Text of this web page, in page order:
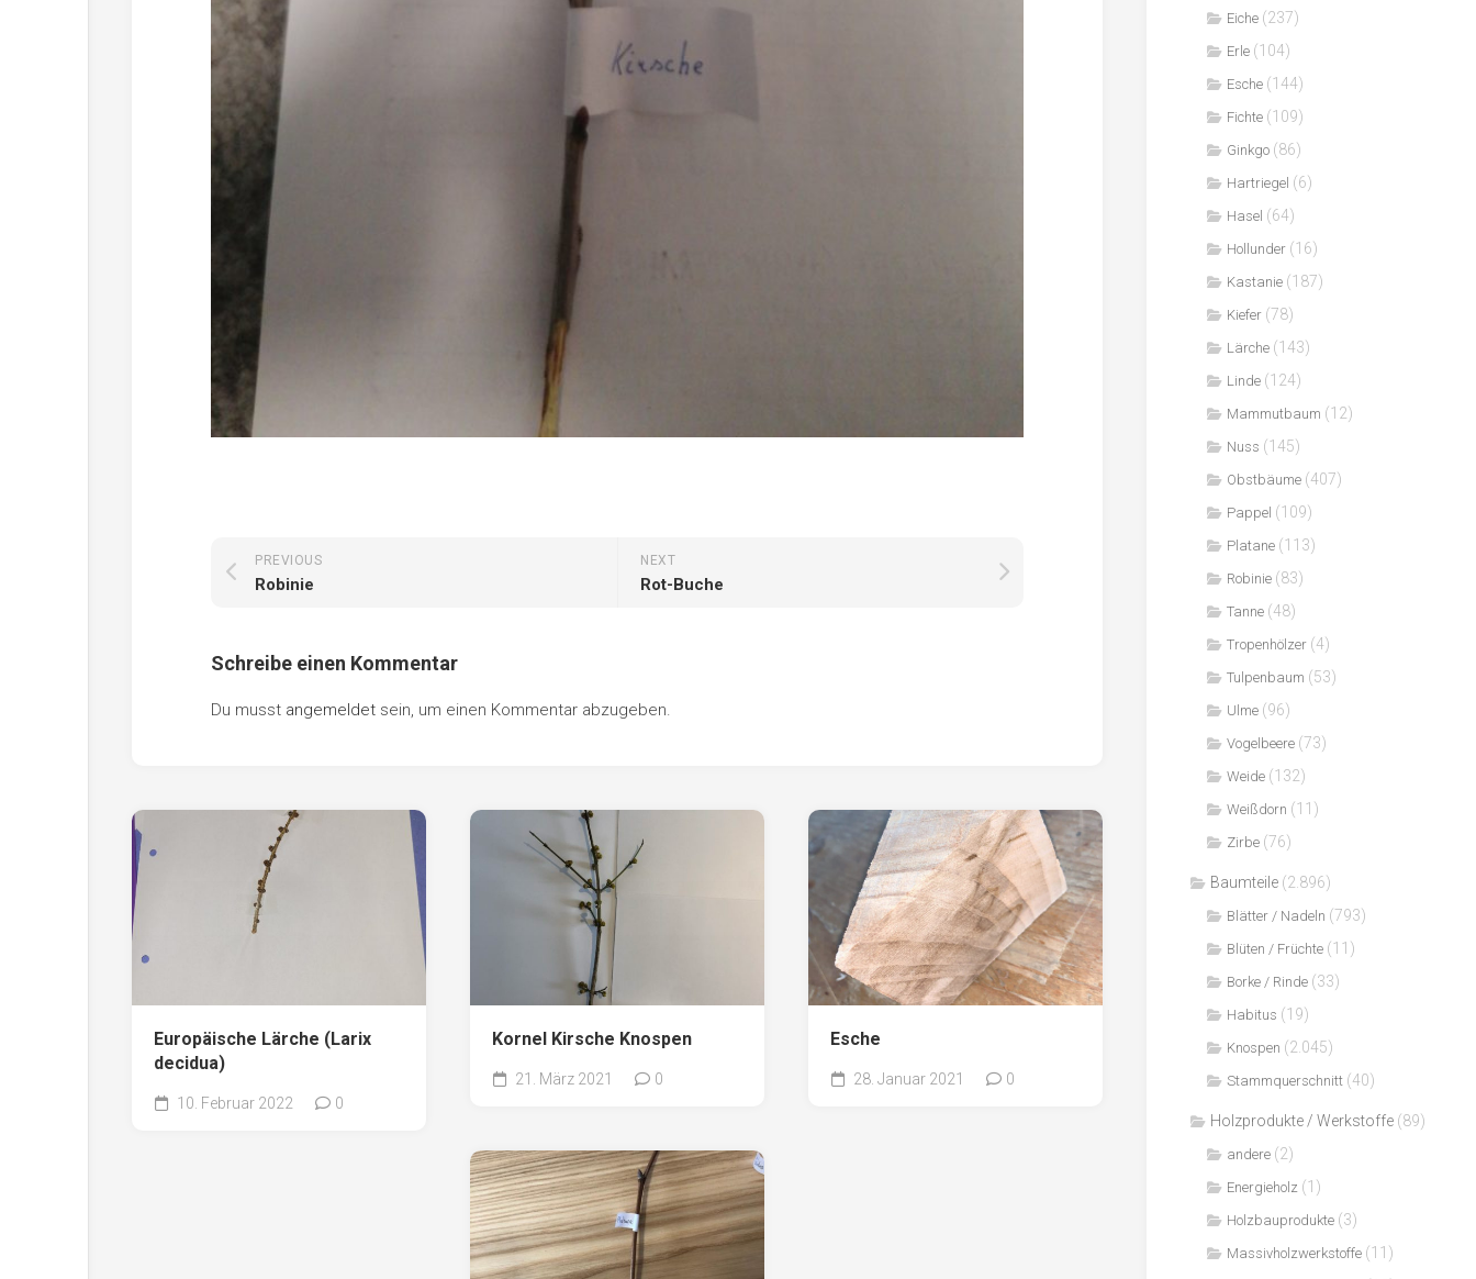
Tulpenbaum
Zirbe
NEXT
Rot-Buche
PREVIOUS
Robinie
Schreibe einen Kommentar
Du musst angemeldet sein, um einen Kommentar abzugeben.
Europäische Lärche (Larix
decidua)
10. Februar 2022 0
Kornel Kirsche Knospen
21. März 2021 0
Esche
28. Januar 2021 0
Eiche (237)
Erle (104)
Esche (144)
Fichte (109)
Ginkgo (86)
Hartriegel (6)
Hasel (64)
Hollunder (16)
Kastanie (187)
Kiefer (78)
Lärche (143)
Linde (124)
Mammutbaum (12)
Nuss (145)
Obstbäume (407)
Pappel (109)
Platane (113)
Robinie (83)
Tanne (48)
Tropenhölzer (4)
Tulpenbaum (53)
Ulme (96)
Vogelbeere (73)
Weide (132)
Weißdorn (11)
Zirbe (76)
Baumteile (2.896)
Blätter / Nadeln (793)
Blüten / Früchte (11)
Borke / Rinde (33)
Habitus (19)
Knospen (2.045)
Stammquerschnitt (40)
Holzprodukte / Werkstoffe (89)
andere (2)
Energieholz (1)
Holzbauprodukte (3)
Massivholzwerkstoffe (11)